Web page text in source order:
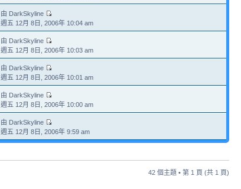
由 DarkSkyline
週五 12月 8日, 2006年 10:04 am
由 DarkSkyline
週五 12月 8日, 2006年 10:03 am
由 DarkSkyline
週五 12月 8日, 2006年 10:01 am
由 DarkSkyline
週五 12月 8日, 2006年 10:00 am
由 DarkSkyline
週五 12月 8日, 2006年 9:59 am
42 個主題 • 第 1 頁 (共 1 頁)